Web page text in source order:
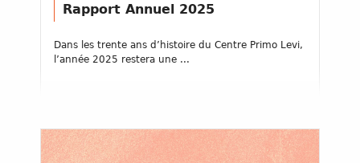
Rapport Annuel 2025
Dans les trente ans d’histoire du Centre Primo Levi,
l’année 2025 restera une ...